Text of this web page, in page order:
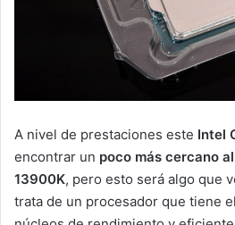
A nivel de prestaciones este Intel
encontrar un poco más cercano
13900K, pero esto será algo que
trata de un procesador que tiene